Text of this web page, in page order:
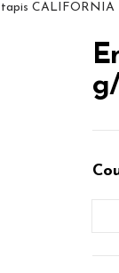
tapis CALIFORNIA